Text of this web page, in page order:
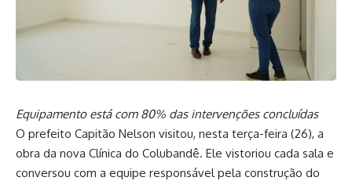
Equipamento está com 80% das intervenções concluídas
O prefeito Capitão Nelson visitou, nesta terça-feira (26), a
obra da nova Clínica do Colubandê. Ele vistoriou cada sala e
conversou com a equipe responsável pela construção do